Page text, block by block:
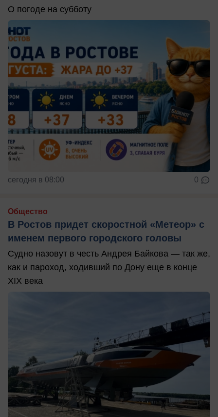
О погоде на субботу
сегодня в 08:00 0
Общество
В Ростов придет скоростной «Метеор» с
именем первого городского головы
Судно назовут в честь Андрея Байкова — так же,
как и пароход, ходивший по Дону еще в конце
XIX века